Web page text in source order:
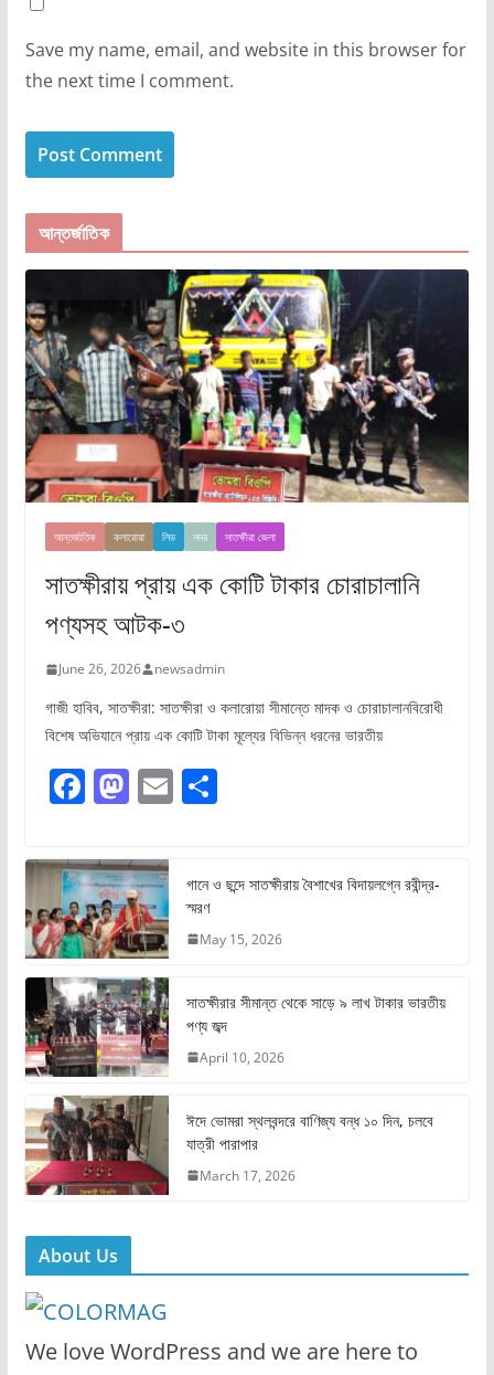
Save my name, email, and website in this browser for
the next time I comment.
আন্তর্জাতিক
আন্তর্জাতিক কলারোয়া লিড সদর সাতক্ষীরা জেলা
সাতক্ষীরায় প্রায় এক কোটি টাকার চোরাচালানি
পণ্যসহ আটক-৩
June 26, 2026 newsadmin
গাজী হাবিব, সাতক্ষীরা: সাতক্ষীরা ও কলারোয়া সীমান্তে মাদক ও চোরাচালানবিরোধী
বিশেষ অভিযানে প্রায় এক কোটি টাকা মূল্যের বিভিন্ন ধরনের ভারতীয়
F
c
e
b
o
o
k
M
st
o
d
o
n
E S
e
গানে ও ছন্দে সাতক্ষীরায় বৈশাখের বিদায়লগ্নে রবীন্দ্র-
স্মরণ
May 15, 2026
সাতক্ষীরার সীমান্ত থেকে সাড়ে ৯ লাখ টাকার ভারতীয়
পণ্য জব্দ
April 10, 2026
ঈদে ভোমরা স্থলবন্দরে বাণিজ্য বন্ধ ১০ দিন, চলবে
যাত্রী পারাপার
March 17, 2026
About Us
We love WordPress and we are here to